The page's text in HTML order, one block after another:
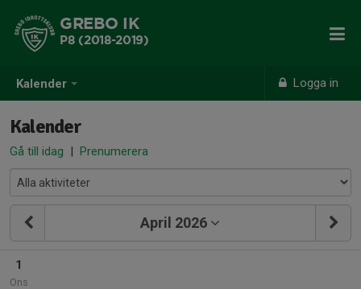
Kalender Logga in
GREBO IK
P8 (2018-2019)
Kalender
Gå till idag | Prenumerera
April 2026
1
Ons